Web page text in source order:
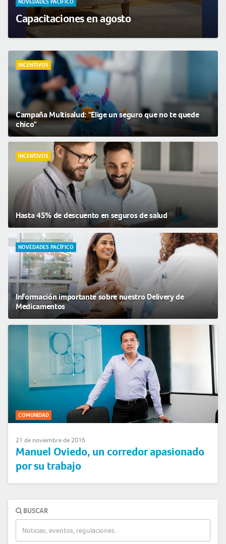
NOVEDADES PACÍFICO
Capacitaciones en agosto
INCENTIVOS
Campaña Multisalud: "Elige un seguro que no te quede
chico"
INCENTIVOS
Hasta 45% de descuento en seguros de salud
NOVEDADES PACÍFICO
Información importante sobre nuestro Delivery de
Medicamentos
COMUNIDAD
21 de noviembre de 2016
Manuel Oviedo, un corredor apasionado
por su trabajo
BUSCAR